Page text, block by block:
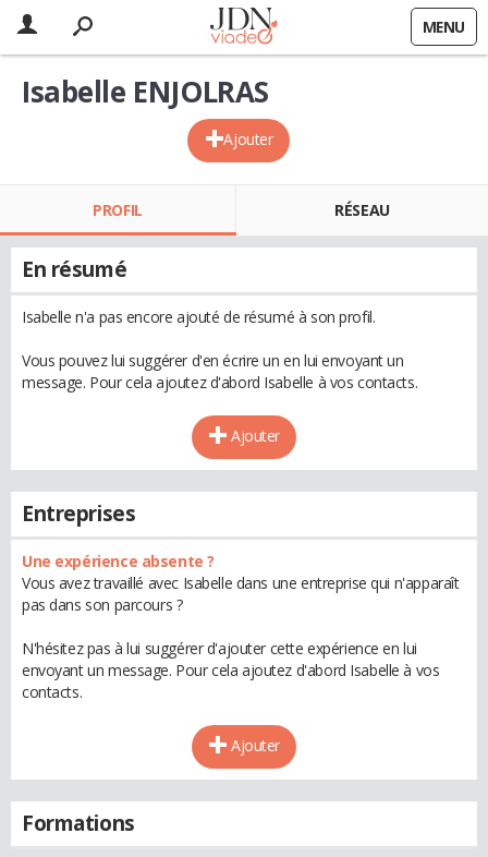
MENU
Ajouter
Isabelle ENJOLRAS
PROFIL RÉSEAU
En résumé
Isabelle n'a pas encore ajouté de résumé à son profil.
Vous pouvez lui suggérer d'en écrire un en lui envoyant un
message. Pour cela ajoutez d'abord Isabelle à vos contacts.
Ajouter
Entreprises
Une expérience absente ?
Vous avez travaillé avec Isabelle dans une entreprise qui n'apparaît
pas dans son parcours ?
N'hésitez pas à lui suggérer d'ajouter cette expérience en lui
envoyant un message. Pour cela ajoutez d'abord Isabelle à vos
contacts.
Ajouter
Formations